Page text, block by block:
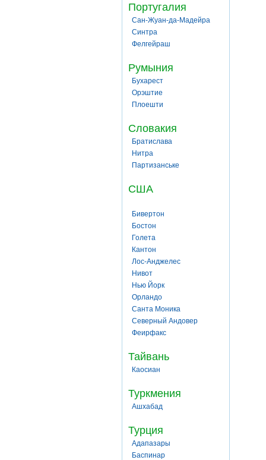
Португалия
Сан-Жуан-да-Мадейра
Синтра
Фелгейраш
Румыния
Бухарест
Орэштие
Плоешти
Словакия
Братислава
Нитра
Партизанське
США
Бивертон
Бостон
Голета
Кантон
Лос-Анджелес
Нивот
Нью Йорк
Орландо
Санта Моника
Северный Андовер
Феирфакс
Тайвань
Каосиан
Туркмения
Ашхабад
Турция
Адапазары
Баспинар